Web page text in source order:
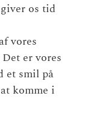
os tid
vores
er vores
et smil på
komme i